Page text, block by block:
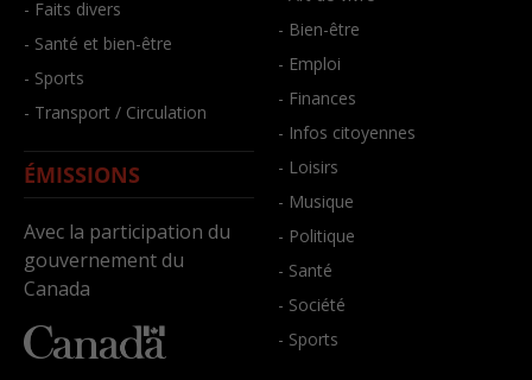
- Faits divers
- Santé et bien-être
- Sports
- Transport / Circulation
ÉMISSIONS
Avec la participation du
gouvernement du
Canada
- Bien-être
- Emploi
- Finances
- Infos citoyennes
- Loisirs
- Musique
- Politique
- Santé
- Société
- Sports